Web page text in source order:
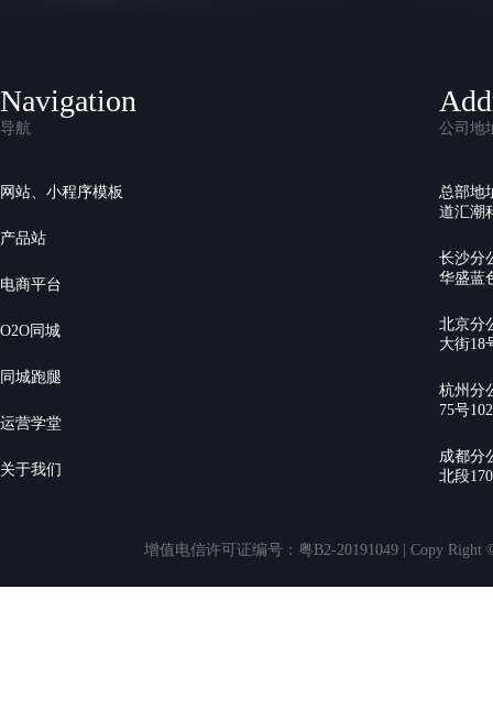
Navigation
导航
网站、小程序模板
产品站
电商平台
O2O同城
同城跑腿
运营学堂
关于我们
公司地
总部地
道汇潮
长沙分
华盛蓝
北京分
大街18
杭州分
75号
成都分
北段
增值电信许可证编号：粤B2-20191049 | Copy